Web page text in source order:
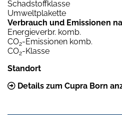
Schadstoffklasse
Umweltplakette
Verbrauch und Emissionen
Energieverbr. komb.
CO2-Emissionen komb.
CO2-Klasse
Standort
Details zum Cupra Born